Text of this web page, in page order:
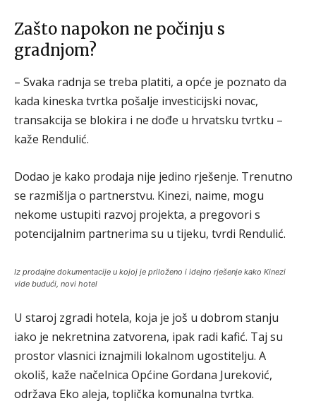
Zašto napokon ne počinju s
gradnjom?
– Svaka radnja se treba platiti, a opće je poznato da
kada kineska tvrtka pošalje investicijski novac,
transakcija se blokira i ne dođe u hrvatsku tvrtku –
kaže Rendulić.
Dodao je kako prodaja nije jedino rješenje. Trenutno
se razmišlja o partnerstvu. Kinezi, naime, mogu
nekome ustupiti razvoj projekta, a pregovori s
potencijalnim partnerima su u tijeku, tvrdi Rendulić.
Iz prodajne dokumentacije u kojoj je priloženo i idejno rješenje kako Kinezi
vide budući, novi hotel
U staroj zgradi hotela, koja je još u dobrom stanju
iako je nekretnina zatvorena, ipak radi kafić. Taj su
prostor vlasnici iznajmili lokalnom ugostitelju. A
okoliš, kaže načelnica Općine Gordana Jureković,
održava Eko aleja, toplička komunalna tvrtka.